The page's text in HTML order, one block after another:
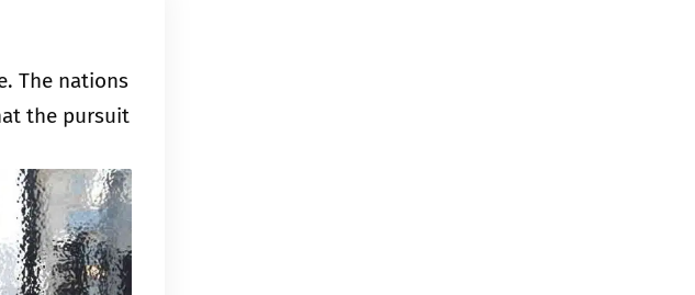
The nations
the pursuit